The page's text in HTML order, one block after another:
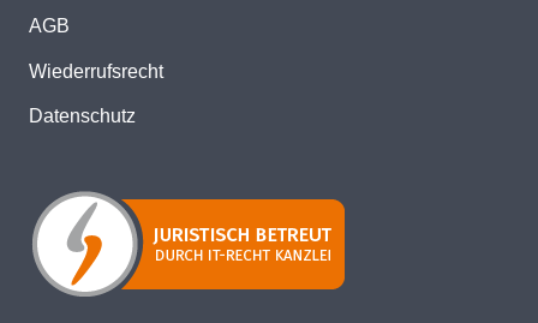
AGB
Wiederrufsrecht
Datenschutz